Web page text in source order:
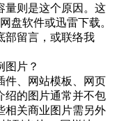
量则是这个原因。这
盘软件或迅雷下载。
部留言，或联络我
图片？
件、网站模板、网页
绍的图片通常并不包
相关商业图片需另外